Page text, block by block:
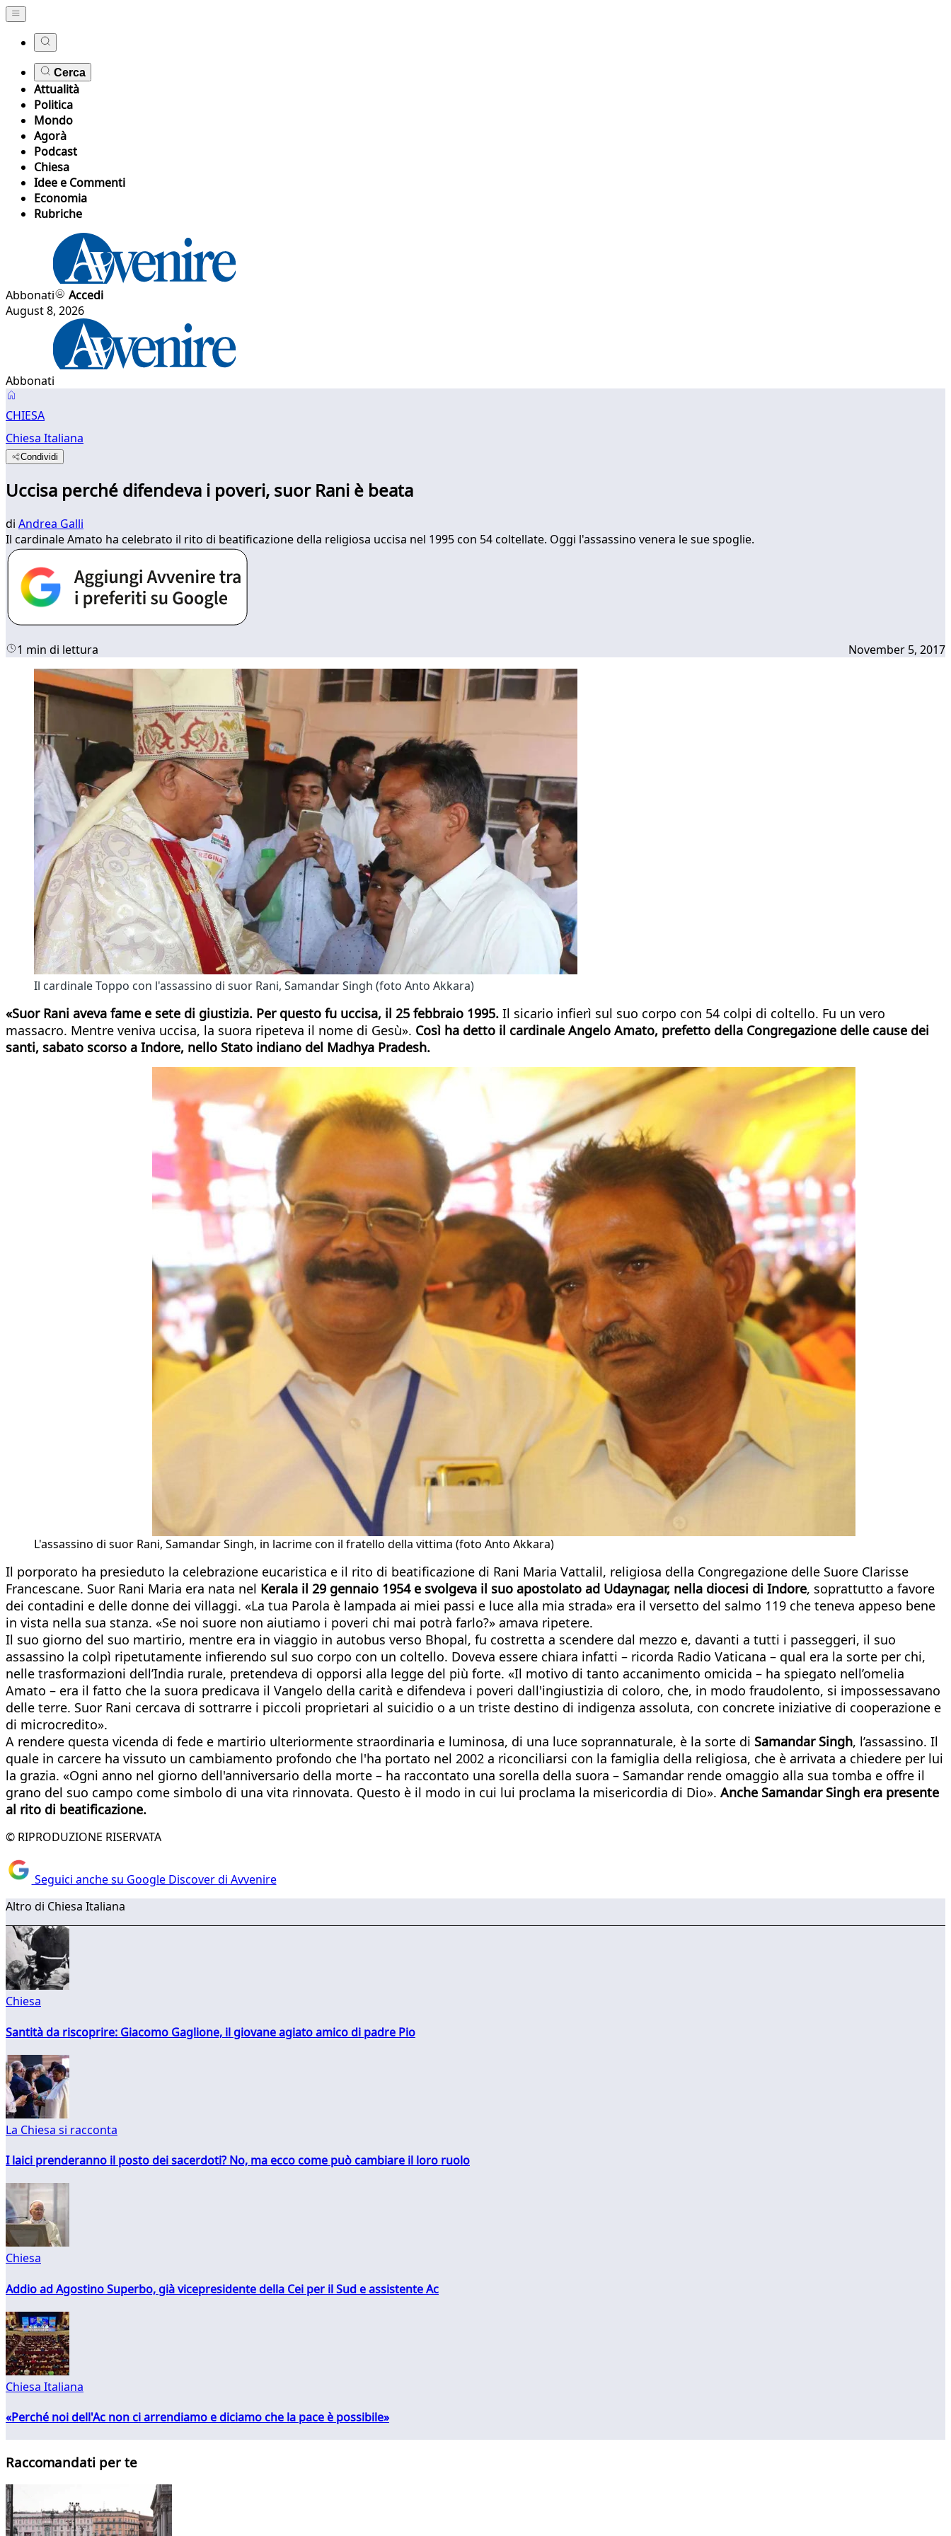
Cerca
Attualità
Politica
Mondo
Agorà
Podcast
Chiesa
Idee e Commenti
Economia
Rubriche
Abbonati
Accedi
August 8, 2026
Abbonati
CHIESA
Chiesa Italiana
Condividi
Uccisa perché difendeva i poveri, suor Rani è beata
di Andrea Galli
Il cardinale Amato ha celebrato il rito di beatificazione della religiosa uccisa nel 1995 con 54 coltellate. Oggi l'assassino venera le sue spoglie.
1 min di lettura November 5, 2017
Il cardinale Toppo con l'assassino di suor Rani, Samandar Singh (foto Anto Akkara)
«Suor Rani aveva fame e sete di giustizia. Per questo fu uccisa, il 25 febbraio 1995. Il sicario infierì sul suo corpo con 54 colpi di coltello. Fu un vero
massacro. Mentre veniva uccisa, la suora ripeteva il nome di Gesù». Così ha detto il cardinale Angelo Amato, prefetto della Congregazione delle cause dei
santi, sabato scorso a Indore, nello Stato indiano del Madhya Pradesh.
L'assassino di suor Rani, Samandar Singh, in lacrime con il fratello della vittima (foto Anto Akkara)
Il porporato ha presieduto la celebrazione eucaristica e il rito di beatificazione di Rani Maria Vattalil, religiosa della Congregazione delle Suore Clarisse
Francescane. Suor Rani Maria era nata nel Kerala il 29 gennaio 1954 e svolgeva il suo apostolato ad Udaynagar, nella diocesi di Indore, soprattutto a favore
dei contadini e delle donne dei villaggi. «La tua Parola è lampada ai miei passi e luce alla mia strada» era il versetto del salmo 119 che teneva appeso bene
in vista nella sua stanza. «Se noi suore non aiutiamo i poveri chi mai potrà farlo?» amava ripetere.
Il suo giorno del suo martirio, mentre era in viaggio in autobus verso Bhopal, fu costretta a scendere dal mezzo e, davanti a tutti i passeggeri, il suo
assassino la colpì ripetutamente infierendo sul suo corpo con un coltello. Doveva essere chiara infatti – ricorda Radio Vaticana – qual era la sorte per chi,
nelle trasformazioni dell’India rurale, pretendeva di opporsi alla legge del più forte. «Il motivo di tanto accanimento omicida – ha spiegato nell’omelia
Amato – era il fatto che la suora predicava il Vangelo della carità e difendeva i poveri dall'ingiustizia di coloro, che, in modo fraudolento, si impossessavano
delle terre. Suor Rani cercava di sottrarre i piccoli proprietari al suicidio o a un triste destino di indigenza assoluta, con concrete iniziative di cooperazione e
di microcredito».
A rendere questa vicenda di fede e martirio ulteriormente straordinaria e luminosa, di una luce soprannaturale, è la sorte di Samandar Singh, l’assassino. Il
quale in carcere ha vissuto un cambiamento profondo che l'ha portato nel 2002 a riconciliarsi con la famiglia della religiosa, che è arrivata a chiedere per lui
la grazia. «Ogni anno nel giorno dell'anniversario della morte – ha raccontato una sorella della suora – Samandar rende omaggio alla sua tomba e offre il
grano del suo campo come simbolo di una vita rinnovata. Questo è il modo in cui lui proclama la misericordia di Dio». Anche Samandar Singh era presente
al rito di beatificazione.
© RIPRODUZIONE RISERVATA
Seguici anche su Google Discover di Avvenire
Altro di Chiesa Italiana
Chiesa
Santità da riscoprire: Giacomo Gaglione, il giovane agiato amico di padre Pio
La Chiesa si racconta
I laici prenderanno il posto dei sacerdoti? No, ma ecco come può cambiare il loro ruolo
Chiesa
Addio ad Agostino Superbo, già vicepresidente della Cei per il Sud e assistente Ac
Chiesa Italiana
«Perché noi dell'Ac non ci arrendiamo e diciamo che la pace è possibile»
Raccomandati per te